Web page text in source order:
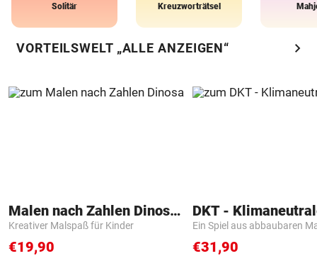
Solitär Kreuzworträtsel
VORTEILSWELT „ALLE ANZEIGEN“ chevron_right
Malen nach Zahlen Dinosaurier
Kreativer Malspaß für Kinder
€19,90
Ein Spiel aus abbaubaren
€31,90